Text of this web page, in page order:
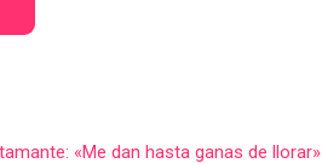
«Me dan hasta ganas de llorar»